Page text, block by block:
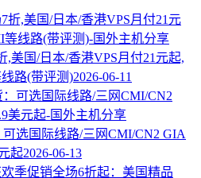
,美国/日本/香港VPS月付21元起,
路(带评测)2026-06-11
选国际线路/三网CMI/CN2 GIA
起2026-06-13